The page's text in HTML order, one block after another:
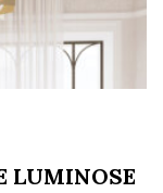
LUMINOSE